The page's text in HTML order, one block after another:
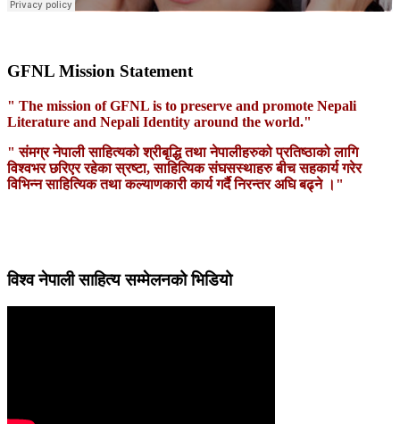
GFNL Mission Statement
" The mission of GFNL is to preserve and promote Nepali
Literature and Nepali Identity around the world."
" संमग्र नेपाली साहित्यको श्रीबृद्धि तथा नेपालीहरुको प्रतिष्ठाको लागि
विश्वभर छरिएर रहेका स्रष्टा, साहित्यिक संघसस्थाहरु बीच सहकार्य गरेर
विभिन्न साहित्यिक तथा कल्याणकारी कार्य गर्दै निरन्तर अघि बढ्ने ।"
विश्व नेपाली साहित्य सम्मेलनको भिडियो